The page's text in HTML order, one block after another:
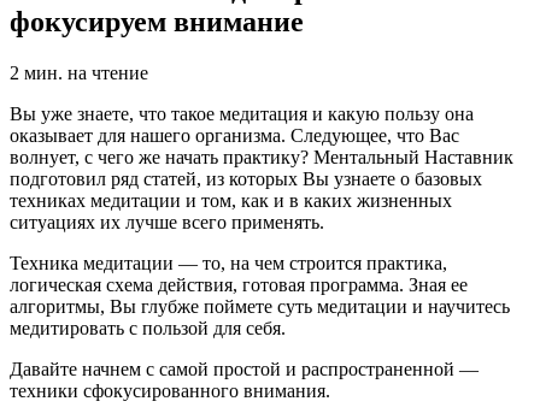
фокусируем внимание
2 мин. на чтение
Вы уже знаете, что такое медитация и какую пользу она
оказывает для нашего организма. Следующее, что Вас
волнует, с чего же начать практику? Ментальный Наставник
подготовил ряд статей, из которых Вы узнаете о базовых
техниках медитации и том, как и в каких жизненных
ситуациях их лучше всего применять.
Техника медитации — то, на чем строится практика,
логическая схема действия, готовая программа. Зная ее
алгоритмы, Вы глубже поймете суть медитации и научитесь
медитировать с пользой для себя.
Давайте начнем с самой простой и распространенной —
техники сфокусированного внимания.